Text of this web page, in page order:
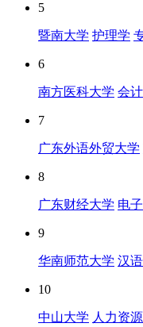
5
暨南大学 护理学
6
南方医科大学 会计
7
广东外语外贸大学
8
广东财经大学 电
9
华南师范大学 汉
10
中山大学 人力资